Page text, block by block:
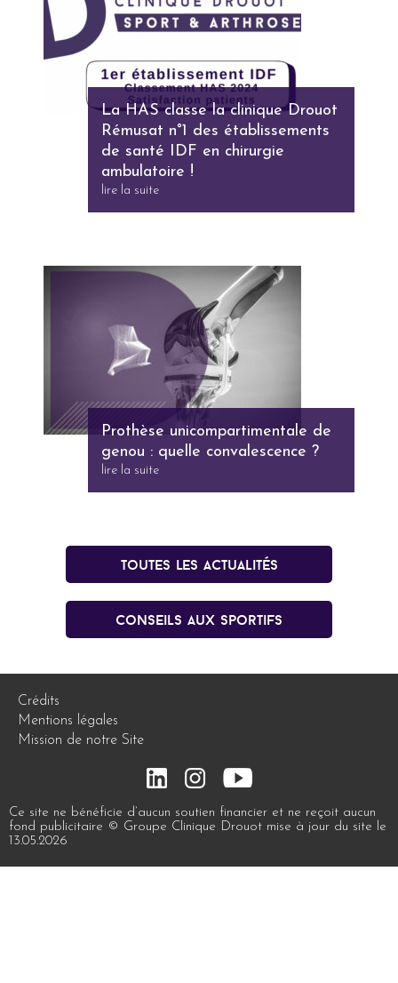
La HAS classe la clinique Drouot
Rémusat n°1 des établissements
de santé IDF en chirurgie
ambulatoire !
lire la suite
Prothèse unicompartimentale de
genou : quelle convalescence ?
lire la suite
Toutes les actualités
conseils aux sportifs
Crédits
Mentions légales
Mission de notre Site
Ce site ne bénéficie d’aucun soutien financier et ne reçoit aucun
fond publicitaire © Groupe Clinique Drouot mise à jour du site le
13.05.2026